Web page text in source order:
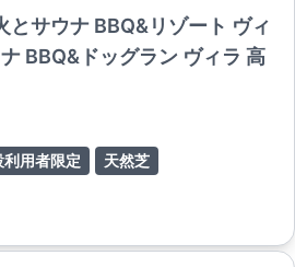
とサウナ BBQ&リゾート ヴィ
BBQ&ドッグラン ヴィラ 高
用者限定 天然芝